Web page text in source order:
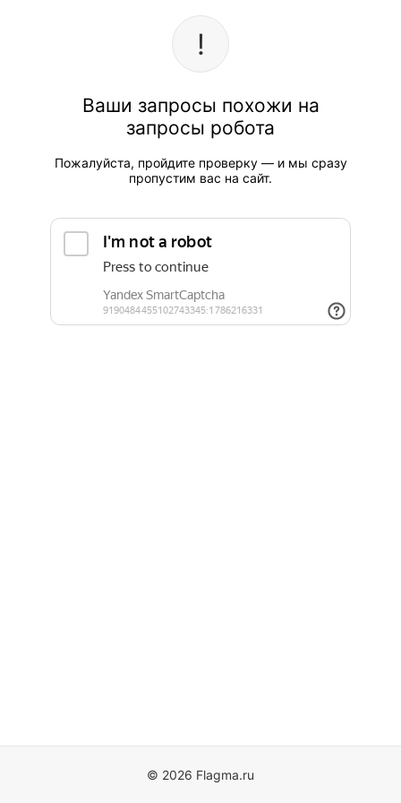
Ваши запросы похожи на
запросы робота
Пожалуйста, пройдите проверку — и мы сразу
пропустим вас на сайт.
© 2026 Flagma.ru